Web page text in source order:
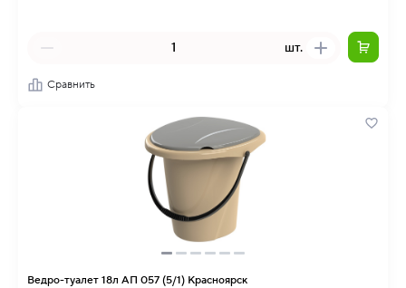
шт.
Сравнить
Ведро-туалет 18л АП 057 (5/1) Красноярск